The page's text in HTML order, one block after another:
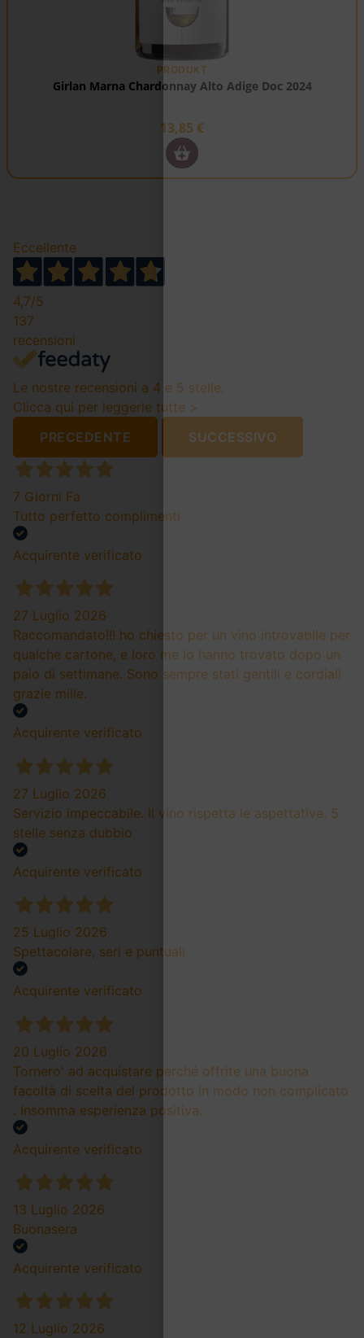
PRODUKT
Girlan Marna Chardonnay Alto Adige Doc 2024
13,85 €
Eccellente
4,7/5
137
recensioni
Le nostre recensioni a 4 e 5 stelle.
Clicca qui per leggerle tutte >
PRECEDENTE
SUCCESSIVO
7 Giorni Fa
Tutto perfetto complimenti
Acquirente verificato
27 Luglio 2026
Raccomandato!!! ho chiesto per un vino introvabile per
qualche cartone, e loro me lo hanno trovato dopo un
paio di settimane. Sono sempre stati gentili e cordiali
grazie mille.
Acquirente verificato
27 Luglio 2026
Servizio impeccabile. Il vino rispetta le aspettative. 5
stelle senza dubbio
Acquirente verificato
25 Luglio 2026
Spettacolare, seri e puntuali
Acquirente verificato
20 Luglio 2026
Tornero' ad acquistare perché offrite una buona
facoltà di scelta del prodotto in modo non complicato
. Insomma esperienza positiva.
Acquirente verificato
13 Luglio 2026
Buonasera
Acquirente verificato
12 Luglio 2026